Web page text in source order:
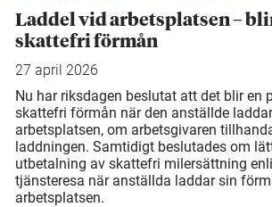
Laddel vid arbetsplatsen –
skattefri förmån
27 april 2026
Nu har riksdagen beslutat att det blir en
skattefri förmån när den anställde
arbetsplatsen, om arbetsgivaren
laddningen. Samtidigt beslutades om
utbetalning av skattefri milersättning
tjänsteresa när anställda laddar sin
arbetsplatsen.